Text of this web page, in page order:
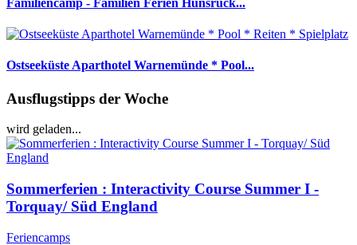
Ostseeküste Aparthotel Warnemünde * Pool...
Ausflugstipps der Woche
wird geladen...
Sommerferien : Interactivity Course Summer I -
Torquay/ Süd England
Feriencamps